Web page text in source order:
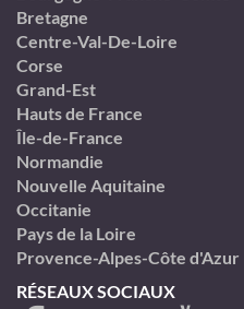
Bretagne
Centre-Val-De-Loire
Corse
Grand-Est
Hauts de France
Île-de-France
Normandie
Nouvelle Aquitaine
Occitanie
Pays de la Loire
Provence-Alpes-Côte d'Azur
RÉSEAUX SOCIAUX